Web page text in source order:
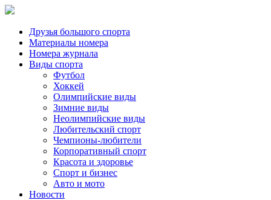
Друзья большого спорта
Материалы номера
Номера журнала
Виды спорта
Футбол
Хоккей
Олимпийские виды
Зимние виды
Неолимпийские виды
Любительский спорт
Чемпионы-любители
Корпоративный спорт
Красота и здоровье
Спорт и бизнес
Авто и мото
Новости